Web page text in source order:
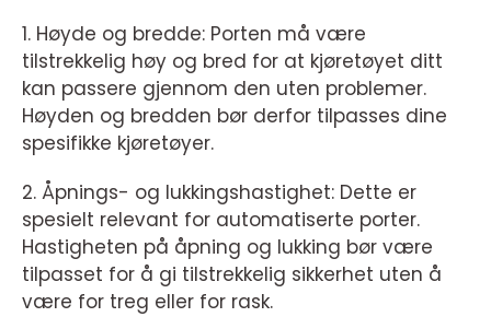
1. Høyde og bredde: Porten må være
tilstrekkelig høy og bred for at kjøretøyet ditt
kan passere gjennom den uten problemer.
Høyden og bredden bør derfor tilpasses dine
spesifikke kjøretøyer.
2. Åpnings- og lukkingshastighet: Dette er
spesielt relevant for automatiserte porter.
Hastigheten på åpning og lukking bør være
tilpasset for å gi tilstrekkelig sikkerhet uten å
være for treg eller for rask.